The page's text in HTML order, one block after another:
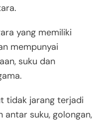
yang memiliki
mempunyai
suku dan
tidak jarang terjadi
antar suku, golongan,